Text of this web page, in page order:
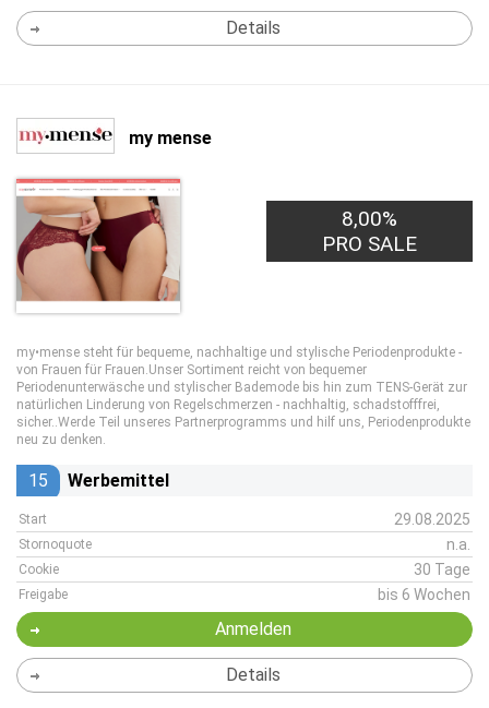
Details
my mense
8,00%
PRO SALE
my•mense steht für bequeme, nachhaltige und stylische Periodenprodukte -
von Frauen für Frauen.Unser Sortiment reicht von bequemer
Periodenunterwäsche und stylischer Bademode bis hin zum TENS-Gerät zur
natürlichen Linderung von Regelschmerzen - nachhaltig, schadstofffrei,
sicher..Werde Teil unseres Partnerprogramms und hilf uns, Periodenprodukte
neu zu denken.
15 Werbemittel
Start 29.08.2025
Stornoquote n.a.
Cookie 30 Tage
Freigabe bis 6 Wochen
Anmelden
Details